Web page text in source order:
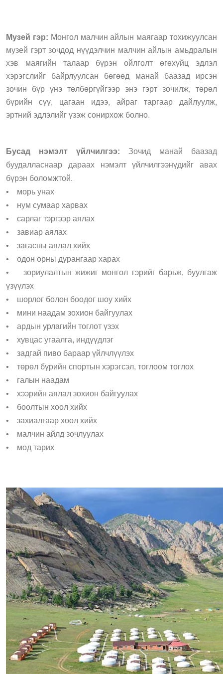
Музей гэр: Монгол малчин айлын маягаар тохижуулсан
музей гэрт зочдод нүүдэлчин малчин айлын амьдралын
хэв маягийн талаар бүрэн ойлголт өгөхүйц эдлэл
хэрэгслийг байрлуулсан бөгөөд манай баазад ирсэн
зочин бүр үнэ төлбөргүйгээр энэ гэрт зочилж, төрөл
бүрийн сүү, цагаан идээ, айраг таргаар дайлуулж,
эртний эдлэлийг үзэж сонирхож болно.
Бусад нэмэлт үйлчилгээ: Зочид манай баазад
буудалласнаар дараах нэмэлт үйлчилгээнүдийг авах
бүрэн боломжтой.
• морь унах
• нум сумаар харвах
• сарлаг тэргээр аялах
• завиар аялах
• загасны аялал хийх
• одон орны дурангаар харах
• зориулалтын жижиг монгол гэрийг барьж, буулгаж
үзүүлэх
• шорлог болон боодог шоу хийх
• мини наадам зохион байгуулах
• ардын урлагийн тоглот үзэх
• хувцас угаалга, индүүдлэг
• задгай пиво бараар үйлчлүүлэх
• төрөл бүрийн спортын хэрэгсэл, тоглоом тоглох
• галын наадам
• хээрийн аялал зохион байгуулах
• боолтын хоол хийх
• захиалгаар хоол хийх
• малчин айлд зочлуулах
• мод тарих